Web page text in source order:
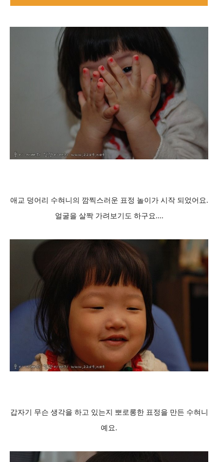
애교 덩어리 수혀니의 깜찍스러운 표정 놀이가 시작 되었어요.
얼굴을 살짝 가려보기도 하구요....
갑자기 무슨 생각을 하고 있는지 뽀로롱한 표정을 만든 수혀니
예요.